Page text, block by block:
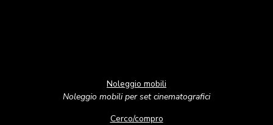
Noleggio mobili
Noleggio mobili per set cinematografici
Cerco/compro